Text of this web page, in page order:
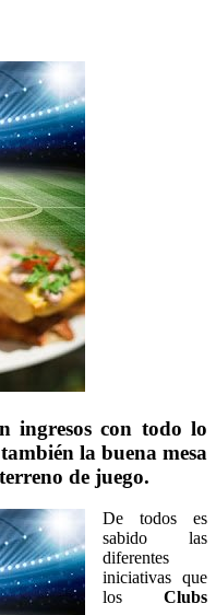
ingresos con todo lo
la buena mesa
de juego.
De todos es
sabido las
diferentes
iniciativas que
los Clubs